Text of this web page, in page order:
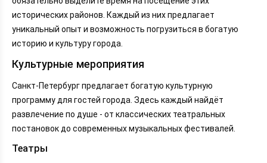
исторических районов. Каждый из них предлагает
уникальный опыт и возможность погрузиться в богатую
историю и культуру города.
Культурные мероприятия
Санкт-Петербург предлагает богатую культурную
программу для гостей города. Здесь каждый найдёт
развлечение по душе - от классических театральных
постановок до современных музыкальных фестивалей.
Театры